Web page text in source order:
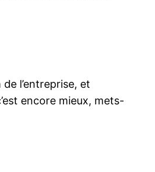
l’entreprise, et
encore mieux, mets-